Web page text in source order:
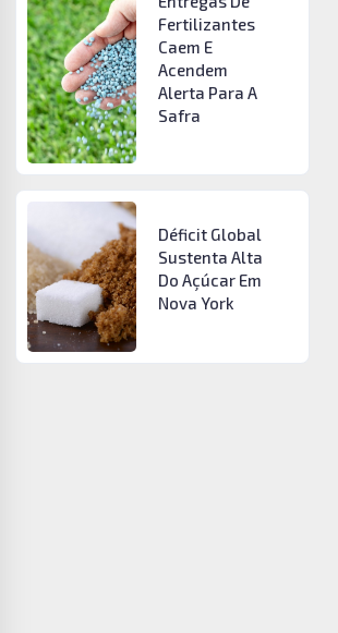
Fertilizantes
Caem E
Acendem
Alerta Para A
Safra
Déficit Global
Sustenta Alta
Do Açúcar Em
Nova York